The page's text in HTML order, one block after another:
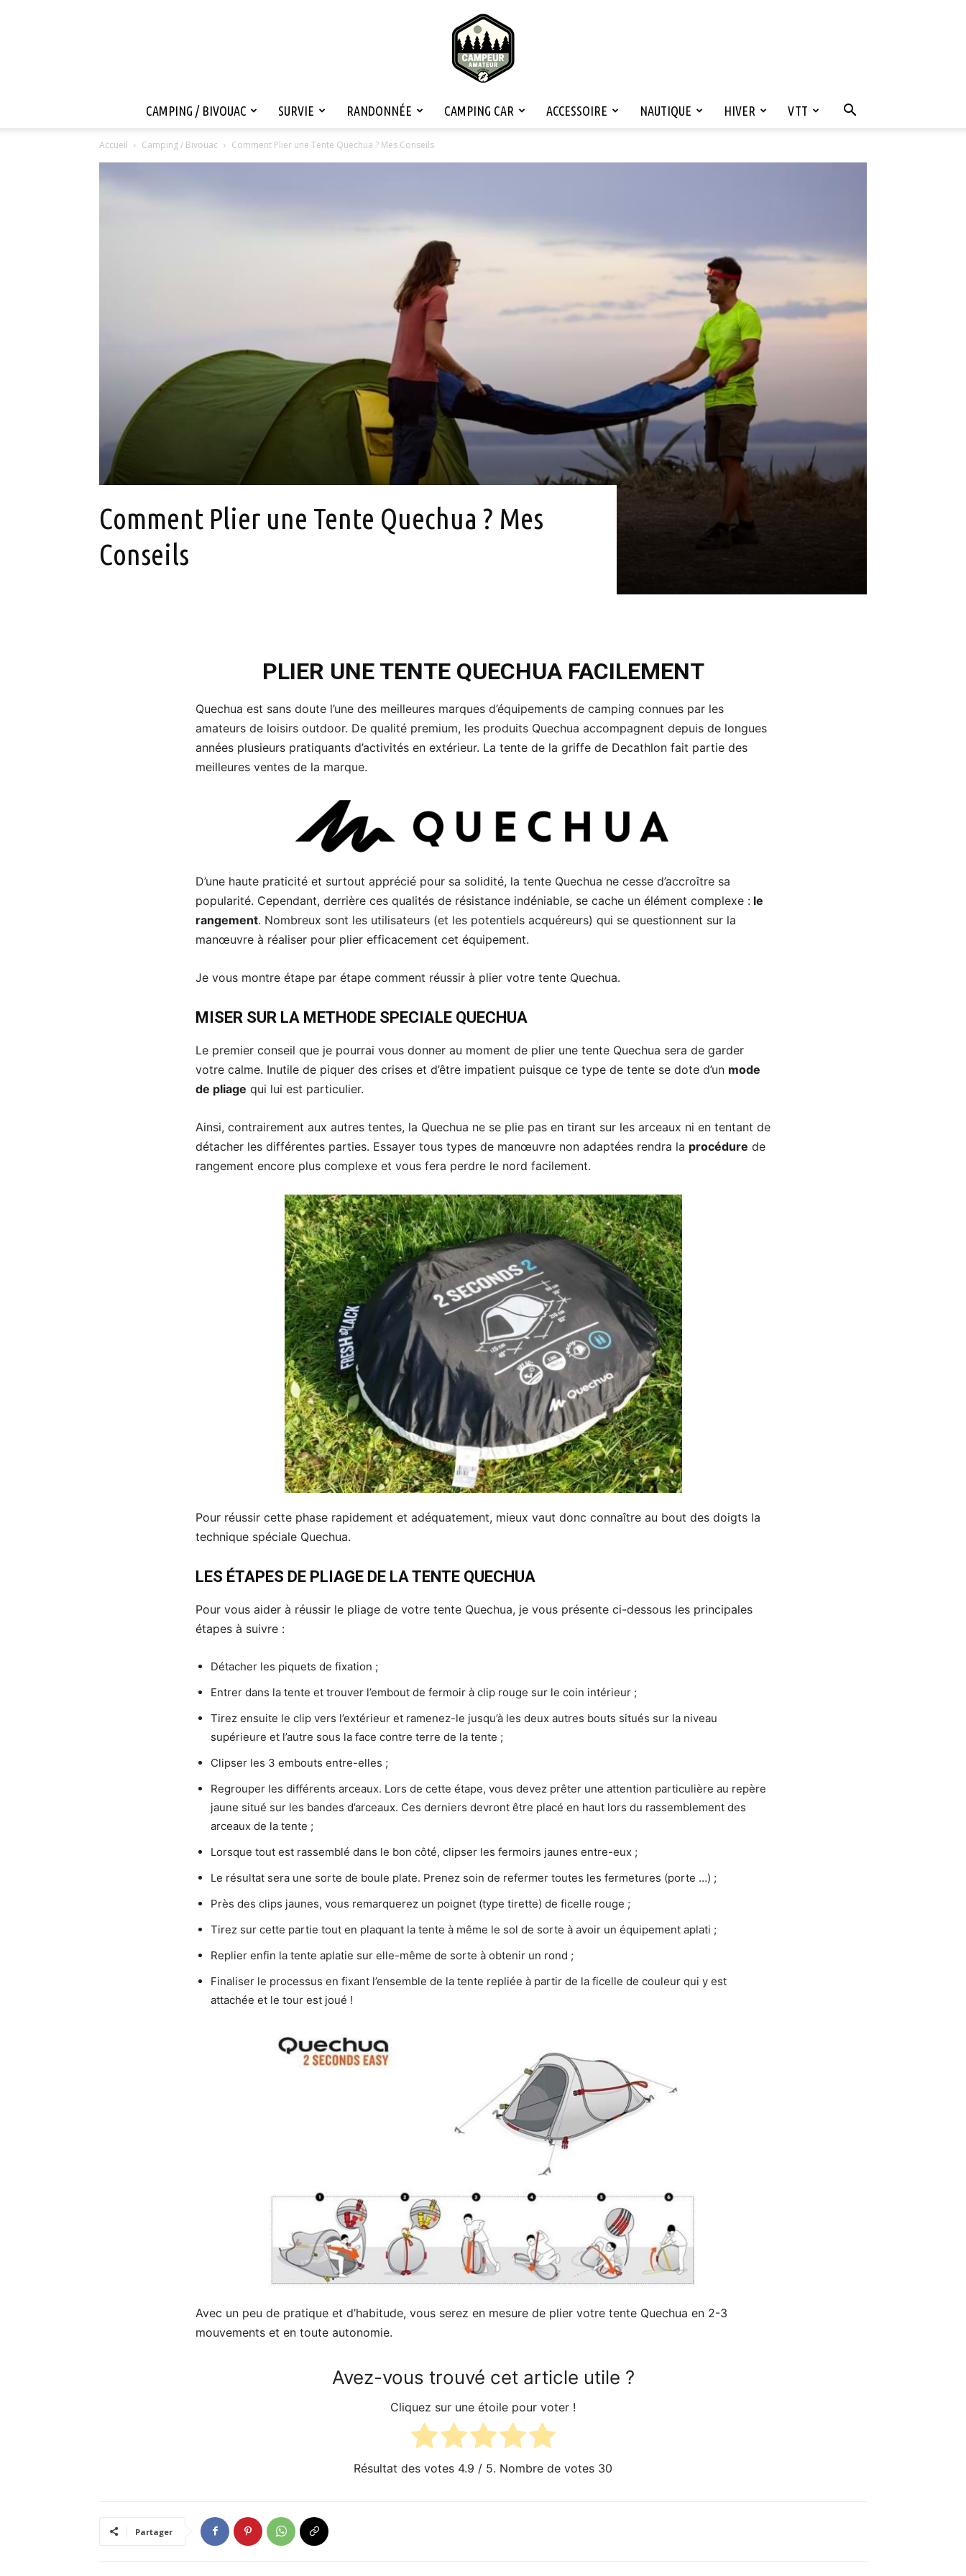
CAMPING / BIVOUAC SURVIE RANDONNÉE CAMPING CAR ACCESSOIRE NAUTIQUE HIVER VTT
Accueil Camping / Bivouac Comment Plier une Tente Quechua ? Mes Conseils
Comment Plier une Tente Quechua ? Mes
Conseils
PLIER UNE TENTE QUECHUA FACILEMENT
Quechua est sans doute l’une des meilleures marques d’équipements de camping connues par les
amateurs de loisirs outdoor. De qualité premium, les produits Quechua accompagnent depuis de longues
années plusieurs pratiquants d’activités en extérieur. La tente de la griffe de Decathlon fait partie des
meilleures ventes de la marque.
D’une haute praticité et surtout apprécié pour sa solidité, la tente Quechua ne cesse d’accroître sa
popularité. Cependant, derrière ces qualités de résistance indéniable, se cache un élément complexe : le
rangement. Nombreux sont les utilisateurs (et les potentiels acquéreurs) qui se questionnent sur la
manœuvre à réaliser pour plier efficacement cet équipement.
Je vous montre étape par étape comment réussir à plier votre tente Quechua.
MISER SUR LA METHODE SPECIALE QUECHUA
Le premier conseil que je pourrai vous donner au moment de plier une tente Quechua sera de garder
votre calme. Inutile de piquer des crises et d’être impatient puisque ce type de tente se dote d’un mode
de pliage qui lui est particulier.
Ainsi, contrairement aux autres tentes, la Quechua ne se plie pas en tirant sur les arceaux ni en tentant de
détacher les différentes parties. Essayer tous types de manœuvre non adaptées rendra la procédure de
rangement encore plus complexe et vous fera perdre le nord facilement.
Pour réussir cette phase rapidement et adéquatement, mieux vaut donc connaître au bout des doigts la
technique spéciale Quechua.
LES ÉTAPES DE PLIAGE DE LA TENTE QUECHUA
Pour vous aider à réussir le pliage de votre tente Quechua, je vous présente ci-dessous les principales
étapes à suivre :
Détacher les piquets de fixation ;
Entrer dans la tente et trouver l’embout de fermoir à clip rouge sur le coin intérieur ;
Tirez ensuite le clip vers l’extérieur et ramenez-le jusqu’à les deux autres bouts situés sur la niveau
supérieure et l’autre sous la face contre terre de la tente ;
Clipser les 3 embouts entre-elles ;
Regrouper les différents arceaux. Lors de cette étape, vous devez prêter une attention particulière au repère
jaune situé sur les bandes d’arceaux. Ces derniers devront être placé en haut lors du rassemblement des
arceaux de la tente ;
Lorsque tout est rassemblé dans le bon côté, clipser les fermoirs jaunes entre-eux ;
Le résultat sera une sorte de boule plate. Prenez soin de refermer toutes les fermetures (porte …) ;
Près des clips jaunes, vous remarquerez un poignet (type tirette) de ficelle rouge ;
Tirez sur cette partie tout en plaquant la tente à même le sol de sorte à avoir un équipement aplati ;
Replier enfin la tente aplatie sur elle-même de sorte à obtenir un rond ;
Finaliser le processus en fixant l’ensemble de la tente repliée à partir de la ficelle de couleur qui y est
attachée et le tour est joué !
Avec un peu de pratique et d’habitude, vous serez en mesure de plier votre tente Quechua en 2-3
mouvements et en toute autonomie.
Avez-vous trouvé cet article utile ?
Cliquez sur une étoile pour voter !
Résultat des votes 4.9 / 5. Nombre de votes 30
Partager